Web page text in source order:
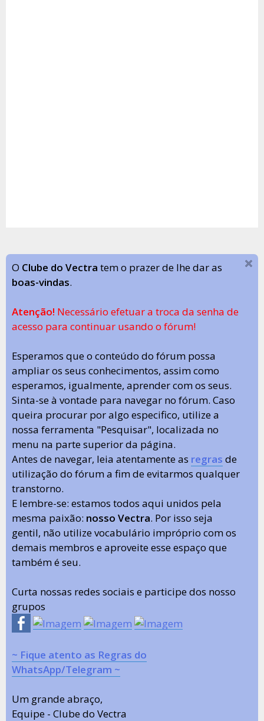
O Clube do Vectra tem o prazer de lhe dar as
boas-vindas.
Atenção! Necessário efetuar a troca da senha de
acesso para continuar usando o fórum!
Esperamos que o conteúdo do fórum possa
ampliar os seus conhecimentos, assim como
esperamos, igualmente, aprender com os seus.
Sinta-se à vontade para navegar no fórum. Caso
queira procurar por algo especifico, utilize a
nossa ferramenta "Pesquisar", localizada no
menu na parte superior da página.
Antes de navegar, leia atentamente as regras de
utilização do fórum a fim de evitarmos qualquer
transtorno.
E lembre-se: estamos todos aqui unidos pela
mesma paixão: nosso Vectra. Por isso seja
gentil, não utilize vocabulário impróprio com os
demais membros e aproveite esse espaço que
também é seu.
Curta nossas redes sociais e participe dos nosso
grupos
~ Fique atento as Regras do
WhatsApp/Telegram ~
Um grande abraço,
Equipe - Clube do Vectra